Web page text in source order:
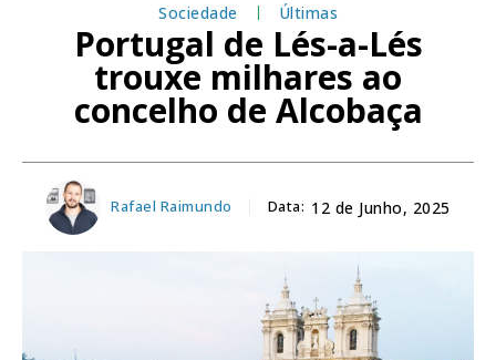
Sociedade Últimas
Portugal de Lés-a-Lés
trouxe milhares ao
concelho de Alcobaça
Rafael Raimundo Data: 12 de Junho, 2025